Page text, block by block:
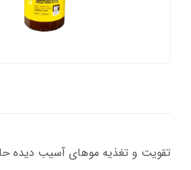
تقویت و تغذیه موهای آسیب دیده